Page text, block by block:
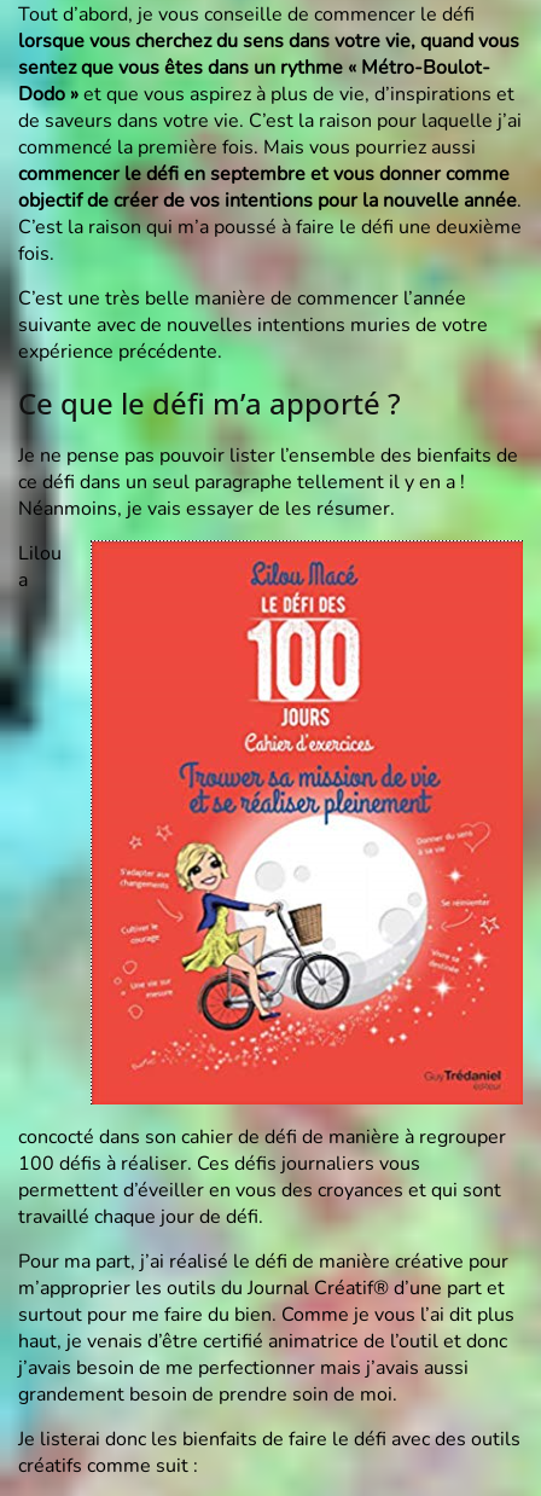
Tout d’abord, je vous conseille de commencer le défi
lorsque vous cherchez du sens dans votre vie,quand vous
sentez que vous êtes dans un rythme « Métro-Boulot-
Dodo »et que vous aspirez à plus de vie, d’inspirations et
de saveurs dans votre vie. C’est la raison pour laquelle j’ai
commencé la première fois. Mais vous pourriez aussi
commencer le défi en septembre et vous donner comme
objectif de créer de vos intentions pour la nouvelle année.
C’est la raison qui m’a poussé à faire le défi une deuxième
fois.
C’est une très belle manière de commencer l’année
suivante avec de nouvelles intentions muries de votre
expérience précédente.
Ce que le défi m’a apporté ?
Je ne pense pas pouvoir lister l’ensemble des bienfaits de
ce défi dans un seul paragraphe tellement il y en a !
Néanmoins, je vais essayer de les résumer.
Lilou
a
concocté dans son cahier de défi de manière à regrouper
100 défis à réaliser. Ces défis journaliers vous
permettent d’éveiller en vous des croyances et qui sont
travaillé chaque jour de défi.
Pour ma part, j’ai réalisé le défi de manière créative pour
m’approprier les outils du Journal Créatif® d’une part et
surtout pour me faire du bien. Comme je vous l’ai dit plus
haut, je venais d’être certifié animatrice de l’outil et donc
j’avais besoin de me perfectionner mais j’avais aussi
grandement besoin de prendre soin de moi.
Je listerai donc les bienfaits de faire le défi avec des outils
créatifs comme suit :